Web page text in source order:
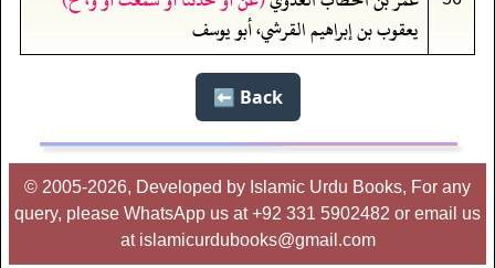
يعقوب بن إبراهيم القرشي، أبو يوسف
Back ⬅️
© 2005-2026, Developed by Islamic Urdu Books, For any
query, please WhatsApp us at +92 331 5902482 or email us
at islamicurdubooks@gmail.com